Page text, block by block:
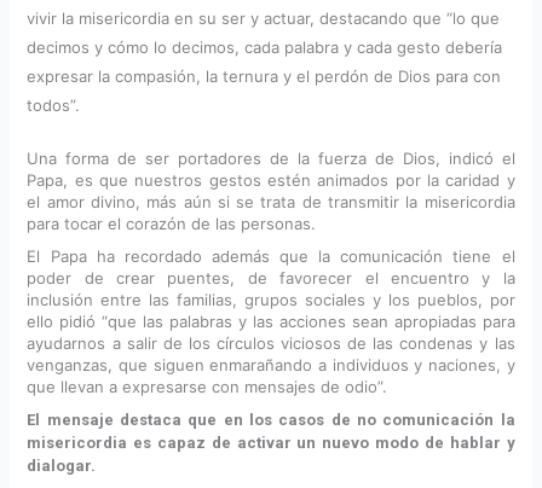
vivir la misericordia en su ser y actuar, destacando que “lo que
decimos y cómo lo decimos, cada palabra y cada gesto debería
expresar la compasión, la ternura y el perdón de Dios para con
todos”.
Una forma de ser portadores de la fuerza de Dios, indicó el
Papa, es que nuestros gestos estén animados por la caridad y
el amor divino, más aún si se trata de transmitir la misericordia
para tocar el corazón de las personas.
El Papa ha recordado además que la comunicación tiene el
poder de crear puentes, de favorecer el encuentro y la
inclusión entre las familias, grupos sociales y los pueblos, por
ello pidió “que las palabras y las acciones sean apropiadas para
ayudarnos a salir de los círculos viciosos de las condenas y las
venganzas, que siguen enmarañando a individuos y naciones, y
que llevan a expresarse con mensajes de odio”.
El mensaje destaca que en los casos de no comunicación la
misericordia es capaz de activar un nuevo modo de hablar y
dialogar.